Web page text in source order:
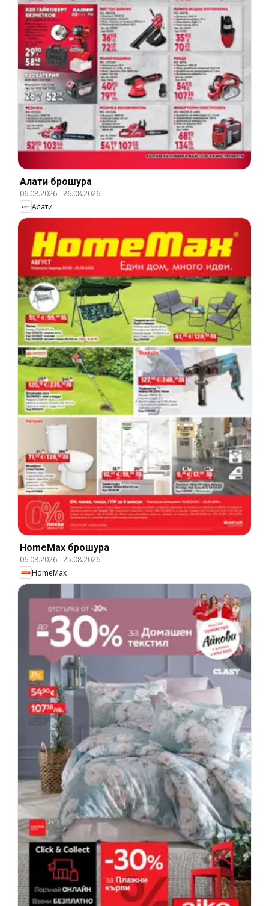
Алати брошура
06.08.2026-26.08.2026
Алати
HomeMax брошура
06.08.2026-25.08.2026
HomeMax